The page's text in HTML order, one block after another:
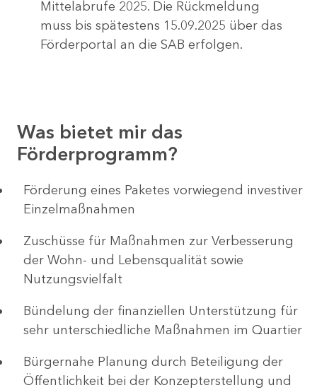
Mittelabrufe 2025. Die Rückmeldung
muss bis spätestens 15.09.2025 über das
Förderportal an die SAB erfolgen.
Was bietet mir das
Förderprogramm?
Förderung eines Paketes vorwiegend investiver
Einzelmaßnahmen
Zuschüsse für Maßnahmen zur Verbesserung
der Wohn- und Lebensqualität sowie
Nutzungsvielfalt
Bündelung der finanziellen Unterstützung für
sehr unterschiedliche Maßnahmen im Quartier
Bürgernahe Planung durch Beteiligung der
Öffentlichkeit bei der Konzepterstellung und